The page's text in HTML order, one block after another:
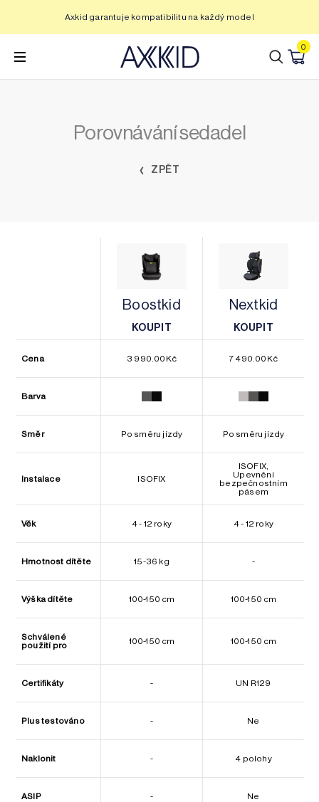
obsah
Axkid garantuje kompatibilitu na každý model
0
Porovnávání sedadel
ZPĚT
Boostkid
KOUPIT
KOUPIT
Nextkid
KOUPIT
KOUPIT
Cena 3 990.00 Kč 7 490.00 Kč
Barva
Směr Po směru jízdy Po směru jízdy
Instalace ISOFIX
ISOFIX,
Upevnění
bezpečnostním
pásem
Věk 4 - 12 roky 4 - 12 roky
Hmotnost dítěte 15-36 kg -
Výška dítěte 100-150 cm 100-150 cm
Schválené
použití pro
100-150 cm 100-150 cm
Certifikáty - UN R129
Plus testováno - Ne
Naklonit - 4 polohy
ASIP - Ne